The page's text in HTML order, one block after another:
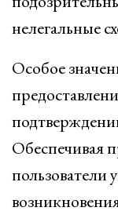
нелегальные
Особое
Обеспечивая